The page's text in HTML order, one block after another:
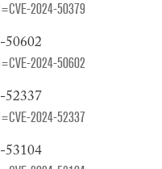
2024-50379
50602
2024-50602
52337
2024-52337
53104